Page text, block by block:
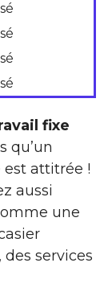
fixe
qu’un
attitrée !
aussi
une
services